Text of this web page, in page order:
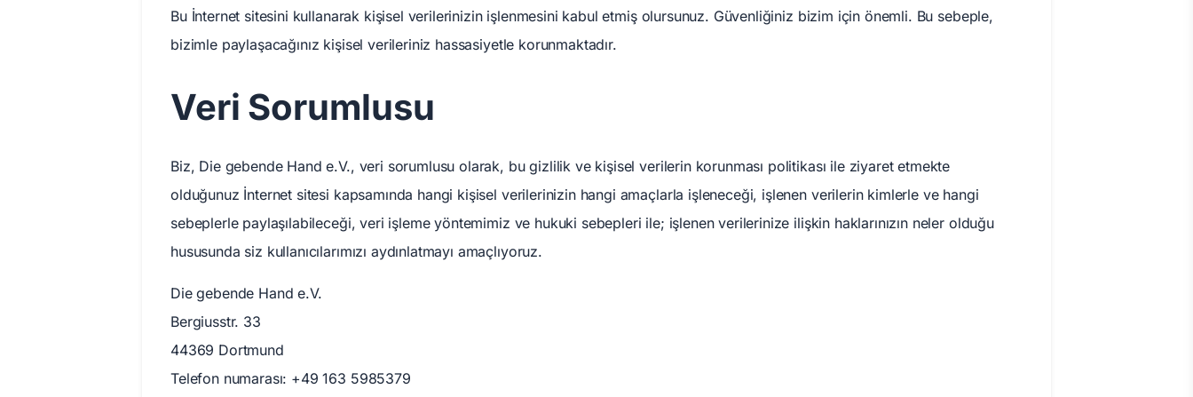
Bu İnternet sitesini kullanarak kişisel verilerinizin işlenmesini kabul etmiş olursunuz. Güvenliğiniz bizim için önemli. Bu sebeple,
bizimle paylaşacağınız kişisel verileriniz hassasiyetle korunmaktadır.
Veri Sorumlusu
Biz, Die gebende Hand e.V., veri sorumlusu olarak, bu gizlilik ve kişisel verilerin korunması politikası ile ziyaret etmekte
olduğunuz İnternet sitesi kapsamında hangi kişisel verilerinizin hangi amaçlarla işleneceği, işlenen verilerin kimlerle ve hangi
sebeplerle paylaşılabileceği, veri işleme yöntemimiz ve hukuki sebepleri ile; işlenen verilerinize ilişkin haklarınızın neler olduğu
hususunda siz kullanıcılarımızı aydınlatmayı amaçlıyoruz.
Die gebende Hand e.V.
Bergiusstr. 33
44369 Dortmund
Telefon numarası: +49 163 5985379